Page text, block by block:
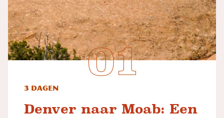
3 dagen
Denver naar Moab: Een